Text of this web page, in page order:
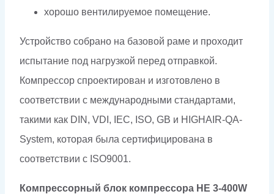
хорошо вентилируемое помещение.
Устройство собрано на базовой раме и проходит
испытание под нагрузкой перед отправкой.
Компрессор спроектирован и изготовлено в
соответствии с международными стандартами,
такими как DIN, VDI, IEC, ISO, GB и HIGHAIR-QA-
System, которая была сертифицирована в
соответствии с ISO9001.
Компрессорный блок компрессора HE 3-400W